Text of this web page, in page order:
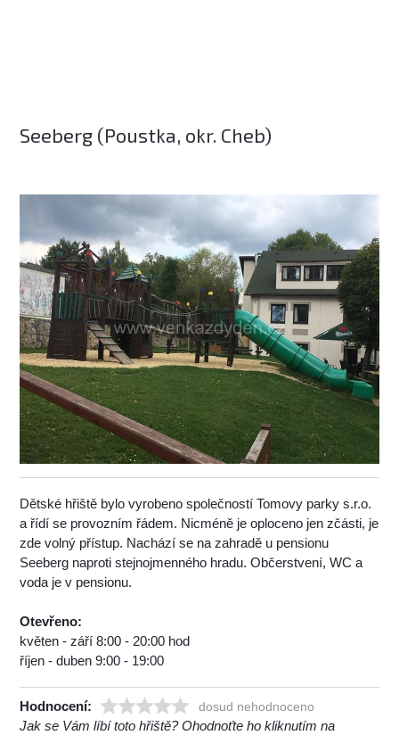
Seeberg (Poustka, okr. Cheb)
Dětské hřiště bylo vyrobeno společností Tomovy parky s.r.o.
a řídí se provozním řádem. Nicméně je oploceno jen zčásti, je
zde volný přístup. Nachází se na zahradě u pensionu
Seeberg naproti stejnojmenného hradu. Občerstvení, WC a
voda je v pensionu.
Otevřeno:
květen - září 8:00 - 20:00 hod
říjen - duben 9:00 - 19:00
Hodnocení: dosud nehodnoceno
Jak se Vám líbí toto hřiště? Ohodnoťte ho kliknutím na